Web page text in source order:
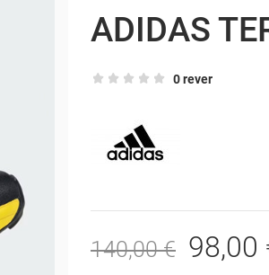
ADIDAS
0 rever
140,00 € 98,00